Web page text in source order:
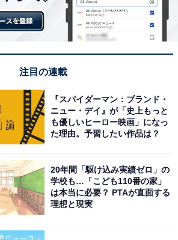
注目の連載
『スパイダーマン：ブランド・
ニュー・デイ』が「史上もっと
も優しいヒーロー映画」になっ
た理由。予習したい作品は？
20年間「駆け込み実績ゼロ」の
学校も…「こども110番の家」
は本当に必要？ PTAが直面する
理想と現実